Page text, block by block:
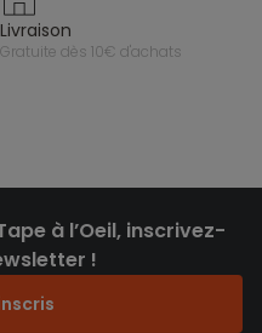
livraison
gratuite dès 10€ d'achats
à l’Oeil, inscrivez-
!